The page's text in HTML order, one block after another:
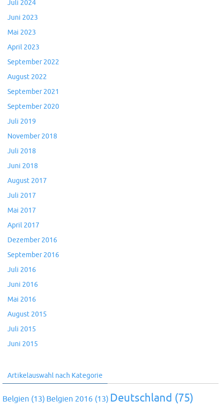
Juli 2024
Juni 2023
Mai 2023
April 2023
September 2022
August 2022
September 2021
September 2020
Juli 2019
November 2018
Juli 2018
Juni 2018
August 2017
Juli 2017
Mai 2017
April 2017
Dezember 2016
September 2016
Juli 2016
Juni 2016
Mai 2016
August 2015
Juli 2015
Juni 2015
Artikelauswahl nach Kategorie
Belgien (13) Belgien 2016 (13) Deutschland (75)